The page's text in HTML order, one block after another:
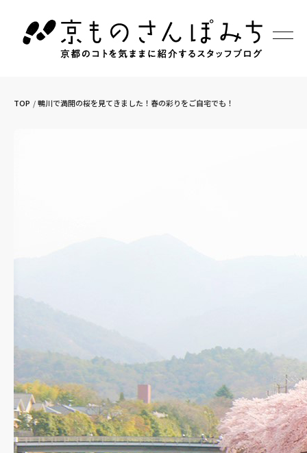
TOP 鴨川で満開の桜を見てきました！春の彩りをご自宅でも！